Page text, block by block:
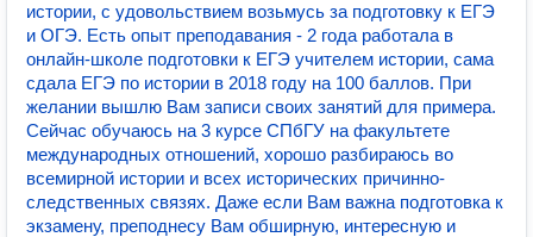
истории, с удовольствием возьмусь за подготовку к ЕГЭ
и ОГЭ. Есть опыт преподавания - 2 года работала в
онлайн-школе подготовки к ЕГЭ учителем истории, сама
сдала ЕГЭ по истории в 2018 году на 100 баллов. При
желании вышлю Вам записи своих занятий для примера.
Сейчас обучаюсь на 3 курсе СПбГУ на факультете
международных отношений, хорошо разбираюсь во
всемирной истории и всех исторических причинно-
следственных связях. Даже если Вам важна подготовка к
экзамену, преподнесу Вам обширную, интересную и